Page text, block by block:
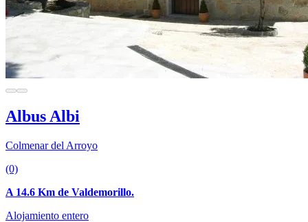
Albus Albi
Colmenar del Arroyo
(0)
A 14.6 Km de Valdemorillo.
Alojamiento entero